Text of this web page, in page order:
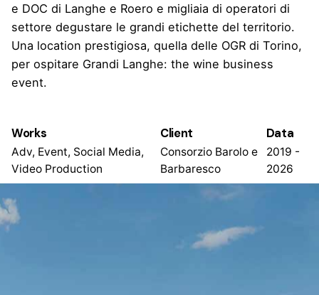
e DOC di Langhe e Roero e migliaia di operatori di
settore degustare le grandi etichette del territorio.
Una location prestigiosa, quella delle OGR di Torino,
per ospitare Grandi Langhe: the wine business
event.
Works
Adv, Event, Social Media,
Video Production
Client
Consorzio Barolo e
Barbaresco
Data
2019 -
2026